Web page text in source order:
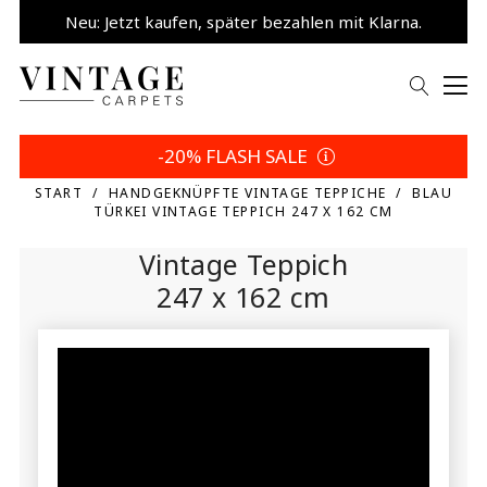
5% sparen | Eigene Wahl
Neu: Jetzt kaufen, später bezahlen mit Klarna.
-20% FLASH SALE
START HANDGEKNÜPFTE VINTAGE TEPPICHE
BLAU
TÜRKEI VINTAGE TEPPICH 247 X 162 CM
Vintage Teppich
247 x 162 cm